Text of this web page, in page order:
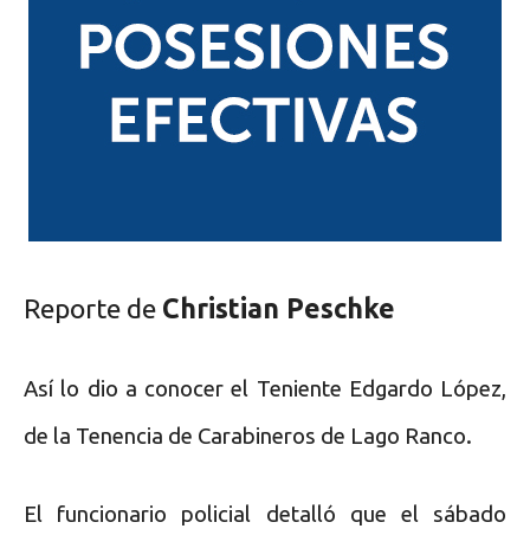
Reporte de Christian Peschke
Así lo dio a conocer el Teniente Edgardo López,
de la Tenencia de Carabineros de Lago Ranco.
El funcionario policial detalló que el sábado